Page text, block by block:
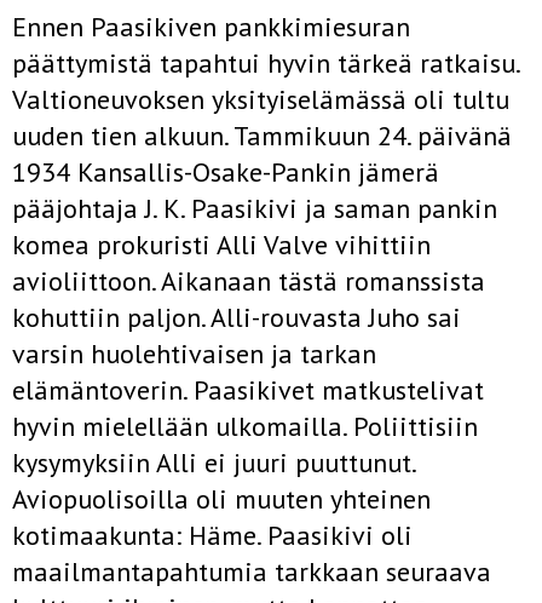
Ennen Paasikiven pankkimiesuran
päättymistä tapahtui hyvin tärkeä ratkaisu.
Valtioneuvoksen yksityiselämässä oli tultu
uuden tien alkuun. Tammikuun 24. päivänä
1934 Kansallis-Osake-Pankin jämerä
pääjohtaja J. K. Paasikivi ja saman pankin
komea prokuristi Alli Valve vihittiin
avioliittoon. Aikanaan tästä romanssista
kohuttiin paljon. Alli-rouvasta Juho sai
varsin huolehtivaisen ja tarkan
elämäntoverin. Paasikivet matkustelivat
hyvin mielellään ulkomailla. Poliittisiin
kysymyksiin Alli ei juuri puuttunut.
Aviopuolisoilla oli muuten yhteinen
kotimaakunta: Häme. Paasikivi oli
maailmantapahtumia tarkkaan seuraava